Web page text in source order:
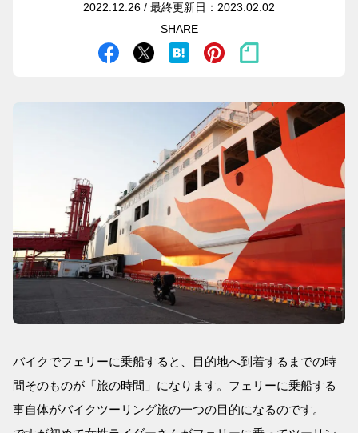
2022.12.26 / 最終更新日：2023.02.02
SHARE
バイクでフェリーに乗船すると、目的地へ到着するまでの時
間そのものが「旅の時間」になります。フェリーに乗船する
事自体がバイクツーリング旅の一つの目的になるのです。